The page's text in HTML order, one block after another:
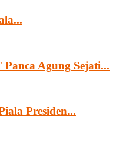
Agung Sejati...
Presiden...